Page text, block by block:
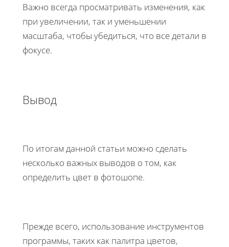
Важно всегда просматривать изменения, как
при увеличении, так и уменьшении
масштаба, чтобы убедиться, что все детали в
фокусе.
Вывод
По итогам данной статьи можно сделать
несколько важных выводов о том, как
определить цвет в фотошопе.
Прежде всего, использование инструментов
программы, таких как палитра цветов,